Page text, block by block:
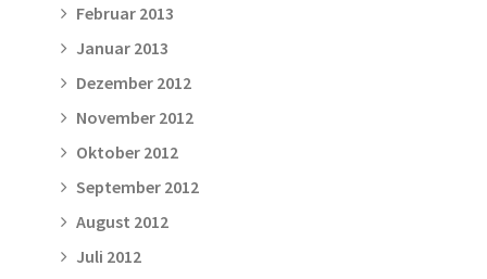
Februar 2013
Januar 2013
Dezember 2012
November 2012
Oktober 2012
September 2012
August 2012
Juli 2012